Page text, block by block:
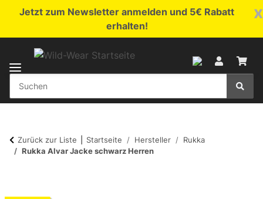
x
Jetzt zum Newsletter anmelden und 5€ Rabatt
erhalten!
Zurück zur Liste Startseite Hersteller
Rukka
Rukka Alvar Jacke schwarz Herren